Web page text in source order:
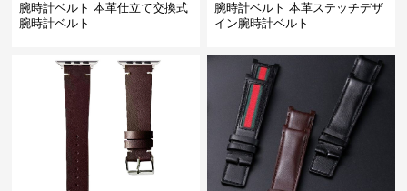
腕時計ベルト 本革仕立て交換式
腕時計ベルト
腕時計ベルト 本革ステッチデザ
イン腕時計ベルト